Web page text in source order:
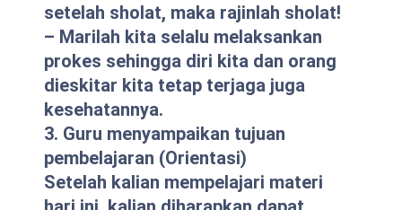
setelah sholat, maka rajinlah sholat!
– Marilah kita selalu melaksankan
prokes sehingga diri kita dan orang
dieskitar kita tetap terjaga juga
kesehatannya.
3. Guru menyampaikan tujuan
pembelajaran (Orientasi)
Setelah kalian mempelajari materi